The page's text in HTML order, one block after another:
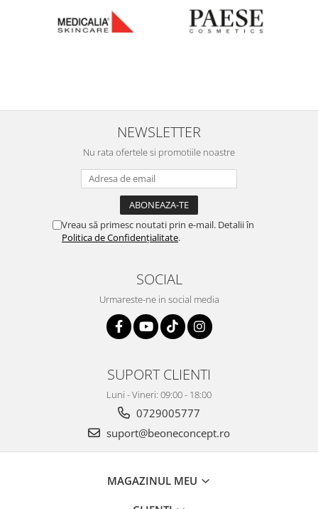
NEWSLETTER
Nu rata ofertele si promotiile noastre
Vreau să primesc noutati prin e-mail. Detalii în
Politica de Confidențialitate.
SOCIAL
Urmareste-ne in social media
SUPORT CLIENTI
Luni - Vineri: 09:00 - 18:00
0729005777
suport@beoneconcept.ro
MAGAZINUL MEU